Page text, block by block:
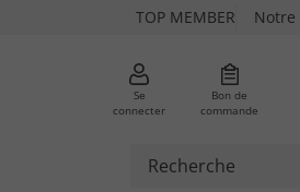
TOP MEMBER Notre
Se
connecter
Bon de
commande